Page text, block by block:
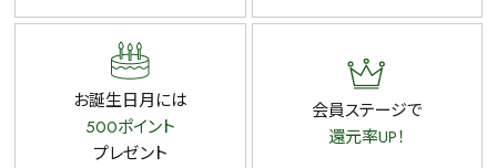
お誕生日月には
500ポイント
プレゼント
会員ステージで
還元率UP！